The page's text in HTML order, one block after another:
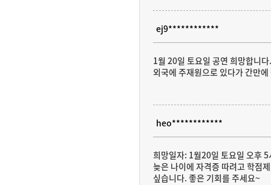
ej9************
1월 20일 토요일 공연 희망합니다.
외국에 주재원으로 있다가 간만
heo************
희망일자: 1월20일 토요일 오후 5
늦은 나이에 자격증 따려고 학점
싶습니다. 좋은 기회를 주세요~